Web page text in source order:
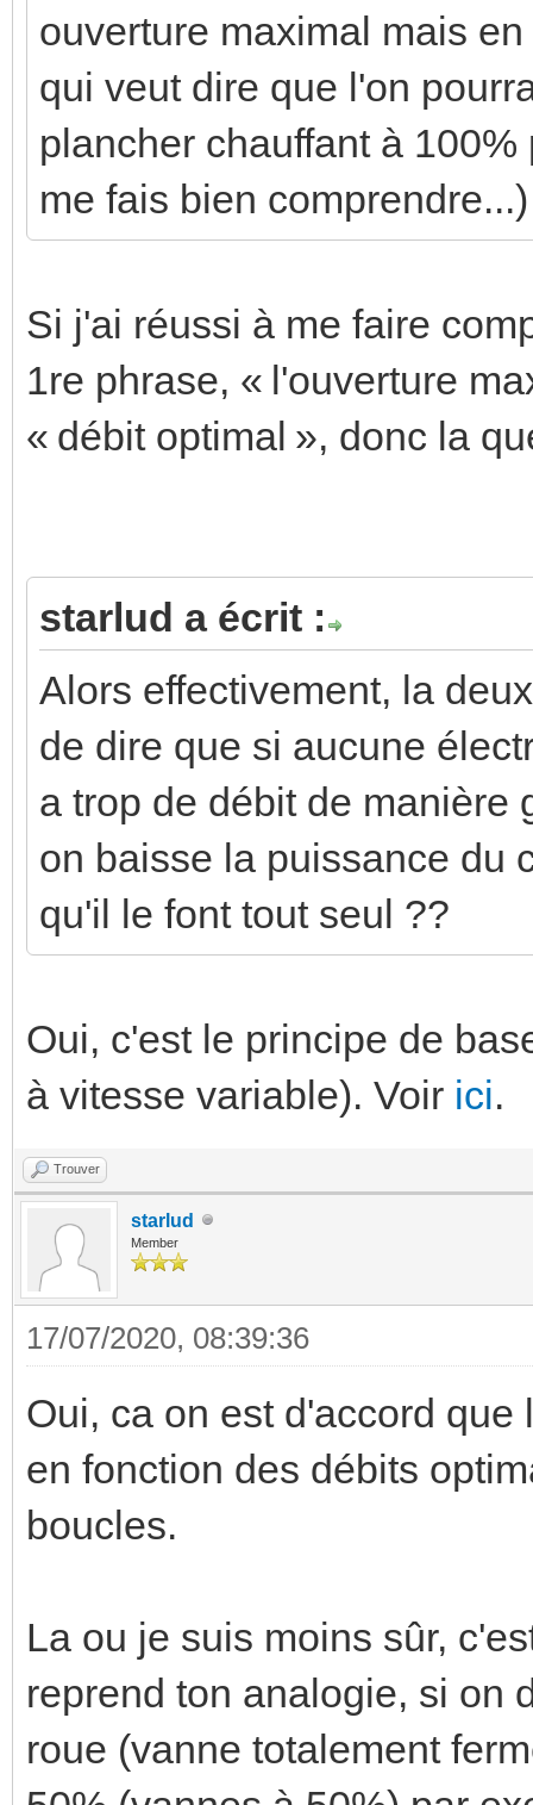
ouverture maximal mais
qui veut dire que l'on
plancher chauffant à
me fais bien comprendre...)
Si j'ai réussi à me faire
1re phrase, « l'ouverture
« débit optimal », donc la
starlud a écrit :
Alors effectivement, la
de dire que si aucune
a trop de débit de manière
on baisse la puissance du
qu'il le font tout seul ??
Oui, c'est le principe de
à vitesse variable). Voir ici.
Trouver
starlud
Member
17/07/2020, 08:39:36
Oui, ca on est d'accord
en fonction des débits
boucles.
La ou je suis moins sûr,
reprend ton analogie, si on
roue (vanne totalement